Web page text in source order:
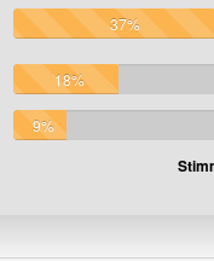
37%
18%
9%